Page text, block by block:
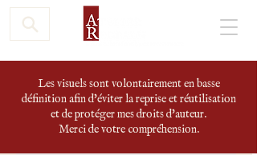
Les visuels sont volontairement en basse
définition afin d'éviter la reprise et réutilisation
et de protéger mes droits d'auteur.
Merci de votre compréhension.